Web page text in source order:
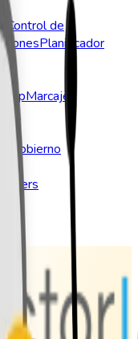
Control de
Planificador
AppMarcaje
Gobierno
Partners